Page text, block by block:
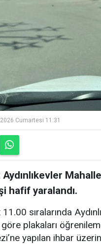
Cumartesi 11:31
hafif yaralandı.
sıralarında
plakaları
yapılan ihbar